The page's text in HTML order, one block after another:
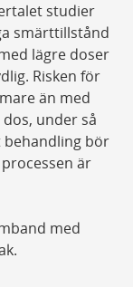
studier
smärttillstånd
lägre doser
Risken för
än med
under så
bör
är
med